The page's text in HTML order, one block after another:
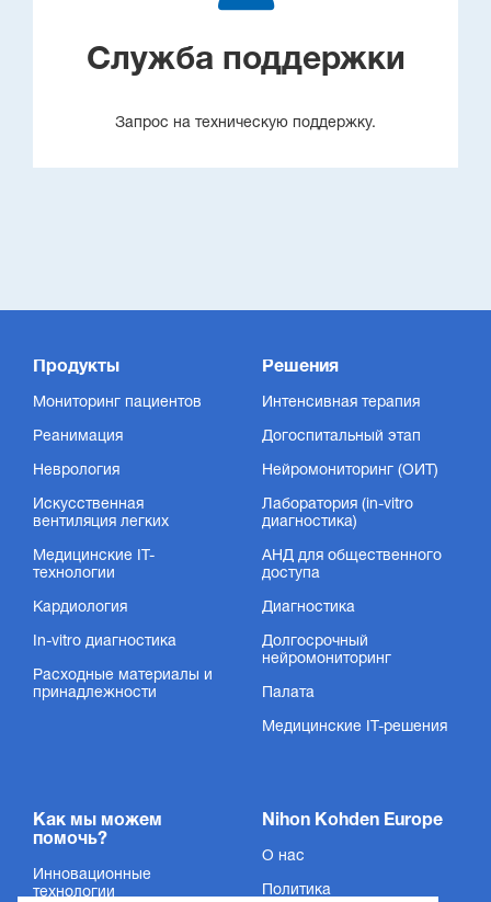
Служба поддержки
Запрос на техническую поддержку.
Продукты
Мониторинг пациентов
Реанимация
Неврология
Искусственная
вентиляция легких
Медицинские IT-
технологии
Кардиология
In-vitro диагностика
Расходные материалы и
принадлежности
Решения
Интенсивная терапия
Догоспитальный этап
Нейромониторинг (ОИТ)
Лаборатория (in-vitro
диагностика)
АНД для общественного
доступа
Диагностика
Долгосрочный
нейромониторинг
Палата
Медицинские IT-решения
Как мы можем
помочь?
Инновационные
технологии
Nihon Kohden Europe
О нас
Политика